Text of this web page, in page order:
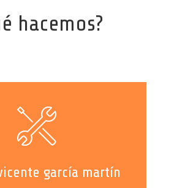
hacemos?
garcía martín